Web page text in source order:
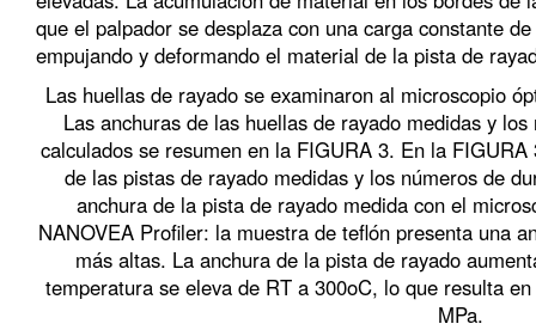
que el palpador se desplaza con una carga constante
empujando y deformando el material de la pista de
Las huellas de rayado se examinaron al microscopio
Las anchuras de las huellas de rayado medidas y
calculados se resumen en la FIGURA 3. En la
de las pistas de rayado medidas y los números de
anchura de la pista de rayado medida con el
NANOVEA Profiler: la muestra de teflón presenta una
más altas. La anchura de la pista de rayado
temperatura se eleva de RT a 300oC, lo que resulta
MPa.